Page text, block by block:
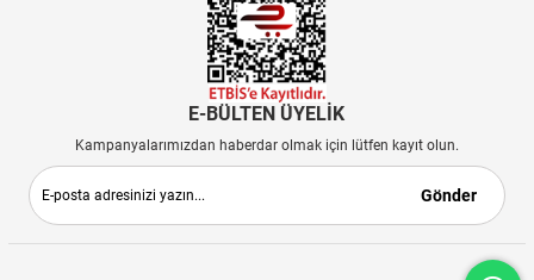
E-BÜLTEN ÜYELİK
Kampanyalarımızdan haberdar olmak için lütfen kayıt olun.
Gönder